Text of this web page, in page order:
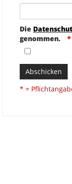
Die
genommen.
Abschicken
* =